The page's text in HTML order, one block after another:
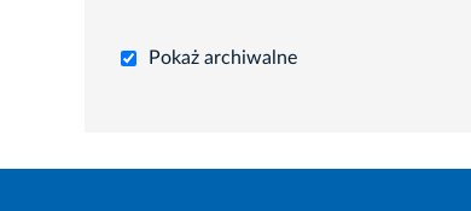
Pokaż archiwalne